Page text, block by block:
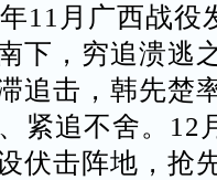
11月广西战役
下，穷追溃逃
追击，韩先楚
紧追不舍。12
伏击阵地，抢